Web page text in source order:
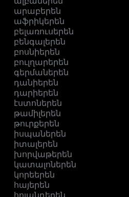
արաբերեն
աֆրիկերեն
բելառուսերեն
բենգալերեն
բոսնիերեն
բուլղարերեն
գերմաներեն
դանիերեն
դարիերեն
էստոներեն
թամիլերեն
թուրքերեն
իսպաներեն
իտալերեն
խորվաթերեն
կատալոներեն
կորեերեն
հայերեն